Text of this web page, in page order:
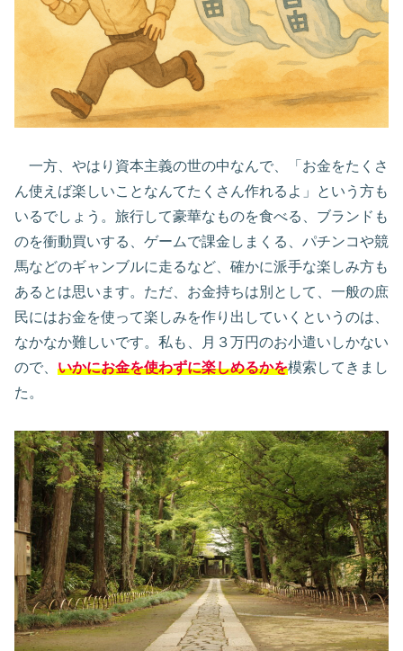
一方、やはり資本主義の世の中なんで、「お金をたくさ
ん使えば楽しいことなんてたくさん作れるよ」という方も
いるでしょう。旅行して豪華なものを食べる、ブランドも
のを衝動買いする、ゲームで課金しまくる、パチンコや競
馬などのギャンブルに走るなど、確かに派手な楽しみ方も
あるとは思います。ただ、お金持ちは別として、一般の庶
民にはお金を使って楽しみを作り出していくというのは、
なかなか難しいです。私も、月３万円のお小遣いしかない
ので、 いかにお金を使わずに楽しめるかを模索してきまし
た。